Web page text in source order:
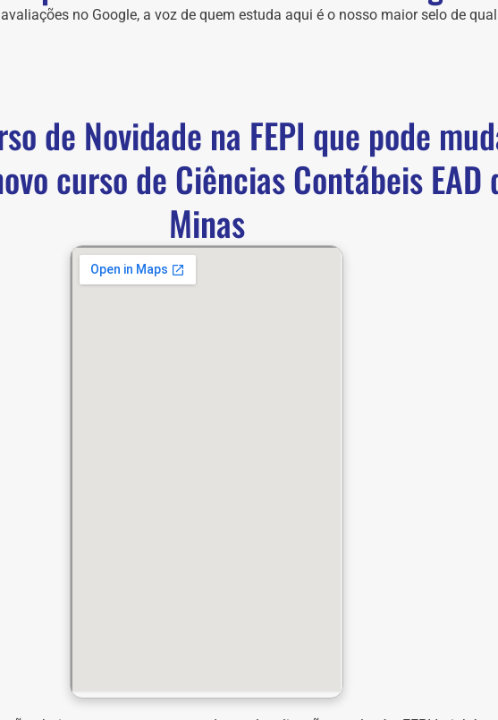
no Google, a voz de quem estuda aqui é o nosso maior selo de
de Novidade na FEPI que pode
curso de Ciências Contábeis EAD
Minas